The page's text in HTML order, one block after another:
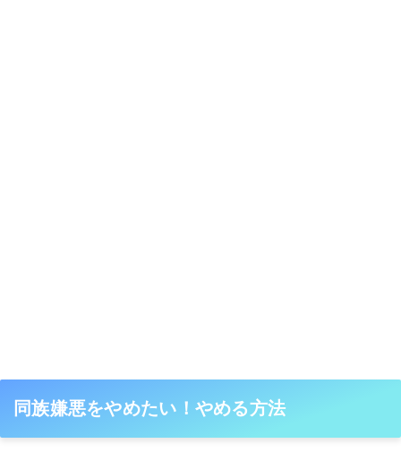
同族嫌悪をやめたい！やめる方法